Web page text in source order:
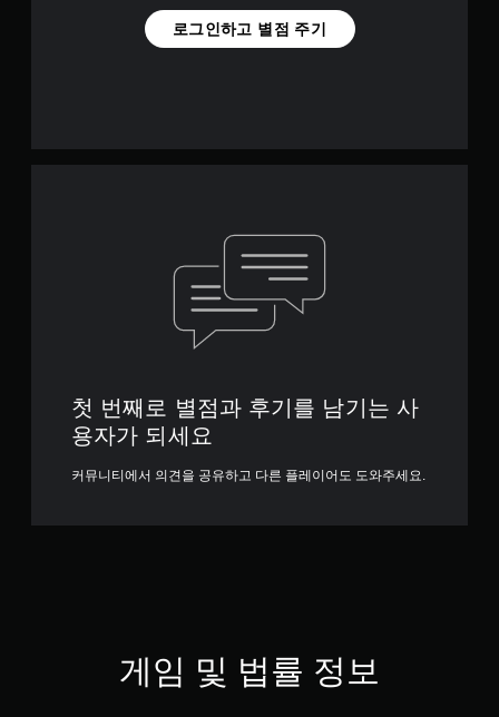
로그인하고 별점 주기
첫 번째로 별점과 후기를 남기는 사
용자가 되세요
커뮤니티에서 의견을 공유하고 다른 플레이어도 도와주세요.
게임 및 법률 정보